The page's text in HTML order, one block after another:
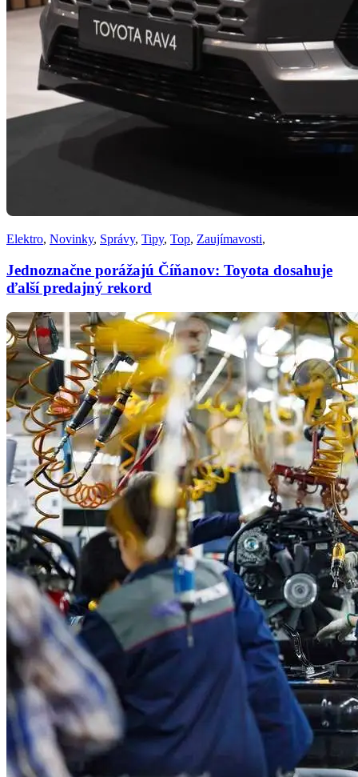
Elektro, Novinky, Správy, Tipy, Top, Zaujímavosti,
Jednoznačne porážajú Číňanov: Toyota dosahuje
ďalší predajný rekord